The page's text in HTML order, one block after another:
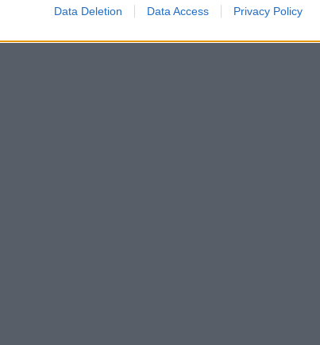
Data Deletion Data Access Privacy Policy